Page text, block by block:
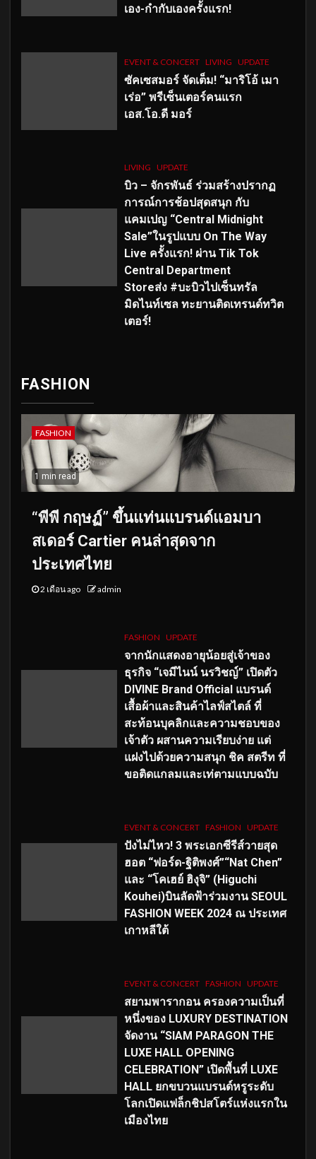
เอง-กำกับเองครั้งแรก!
EVENT & CONCERT LIVING UPDATE
ซัคเซสมอร์ จัดเต็ม! “มาริโอ้ เมา
เร่อ” พรีเซ็นเตอร์คนแรก
เอส.โอ.ดี มอร์
LIVING UPDATE
บิว – จักรพันธ์ ร่วมสร้างปรากฏ
การณ์การช้อปสุดสนุก กับ
แคมเปญ “Central Midnight
Sale”ในรูปแบบ On The Way
Live ครั้งแรก! ผ่าน Tik Tok
Central Department
Storeส่ง #บะบิวไปเซ็นทรัล
มิดไนท์เซล ทะยานติดเทรนด์ทวิต
เตอร์!
FASHION
FASHION
1 min read
“พีพี กฤษฏ์” ขึ้นแท่นแบรนด์แอมบา
สเดอร์ Cartier คนล่าสุดจาก
ประเทศไทย
2 เดือน ago admin
FASHION UPDATE
จากนักแสดงอายุน้อยสู่เจ้าของ
ธุรกิจ “เจมีไนน์ นรวิชญ์” เปิดตัว
DIVINE Brand Official แบรนด์
เสื้อผ้าและสินค้าไลฟ์สไตล์ ที่
สะท้อนบุคลิกและความชอบของ
เจ้าตัว ผสานความเรียบง่าย แต่
แฝงไปด้วยความสนุก ชิค สตรีท ที่
ขอติดแกลมและเท่ตามแบบฉบับ
EVENT & CONCERT FASHION UPDATE
ปังไม่ไหว! 3 พระเอกซีรีส์วายสุด
ฮอต “ฟอร์ด-ฐิติพงศ์”“Nat Chen”
และ “โคเฮย์ ฮิงุจิ” (Higuchi
Kouhei)บินลัดฟ้าร่วมงาน SEOUL
FASHION WEEK 2024 ณ ประเทศ
เกาหลีใต้
EVENT & CONCERT FASHION UPDATE
สยามพารากอน ครองความเป็นที่
หนึ่งของ LUXURY DESTINATION
จัดงาน “SIAM PARAGON THE
LUXE HALL OPENING
CELEBRATION” เปิดพื้นที่ LUXE
HALL ยกขบวนแบรนด์หรูระดับ
โลกเปิดแฟล็กชิปสโตร์แห่งแรกใน
เมืองไทย